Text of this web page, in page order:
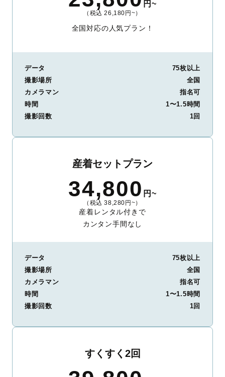
円~
（税込 26,180円~）
全国対応の人気プラン！
データ
75枚以上
撮影場所
全国
カメラマン
指名可
時間
1〜1.5時間
撮影回数
1回
産着セットプラン
34,800 円~
（税込 38,280円~）
産着レンタル付きで
カンタン手間なし
データ
75枚以上
撮影場所
全国
カメラマン
指名可
時間
1〜1.5時間
撮影回数
1回
すくすく2回